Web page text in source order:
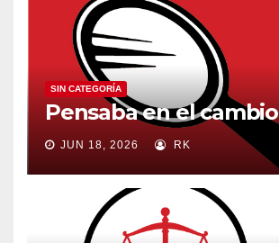
SIN CATEGORÍA
Pensaba en el cambio
JUN 18, 2026 RK